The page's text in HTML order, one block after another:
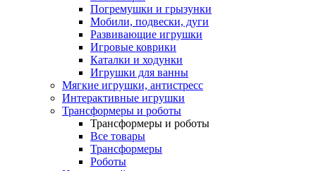
Погремушки и грызунки
Мобили, подвески, дуги
Развивающие игрушки
Игровые коврики
Каталки и ходунки
Игрушки для ванны
Мягкие игрушки, антистресс
Интерактивные игрушки
Трансформеры и роботы
Трансформеры и роботы
Все товары
Трансформеры
Роботы